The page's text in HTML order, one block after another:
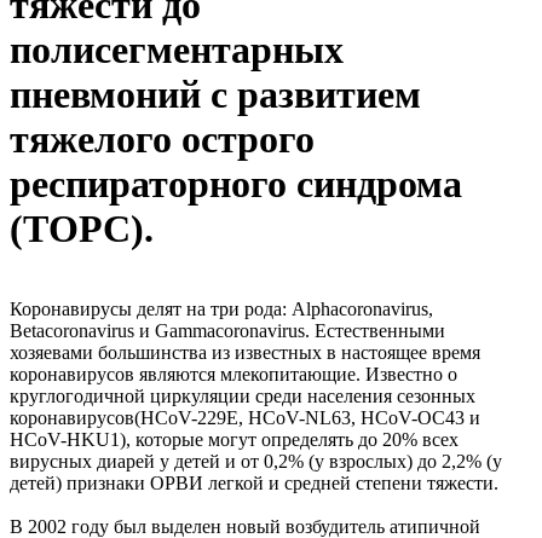
полисегментарных
пневмоний с развитием
тяжелого острого
респираторного синдрома
(ТОРС).
Коронавирусы делят на три рода: Alphacoronavirus,
Betacoronavirus и Gammacoronavirus. Естественными
хозяевами большинства из известных в настоящее время
коронавирусов являются млекопитающие. Известно о
круглогодичной циркуляции среди населения сезонных
коронавирусов(HCoV-229E, HCoV-NL63, HCoV-OC43 и
HCoV-HKU1), которые могут определять до 20% всех
вирусных диарей у детей и от 0,2% (у взрослых) до 2,2% (у
детей) признаки ОРВИ легкой и средней степени тяжести.
В 2002 году был выделен новый возбудитель атипичной